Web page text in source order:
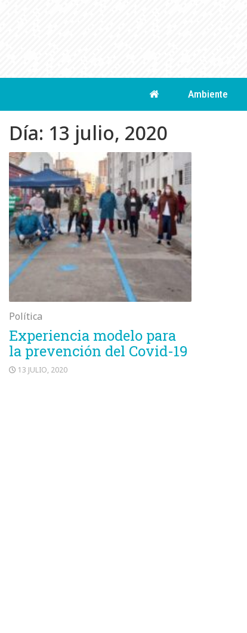
Ambiente
Día: 13 julio, 2020
Política
Experiencia modelo para
la prevención del Covid-19
13 JULIO, 2020